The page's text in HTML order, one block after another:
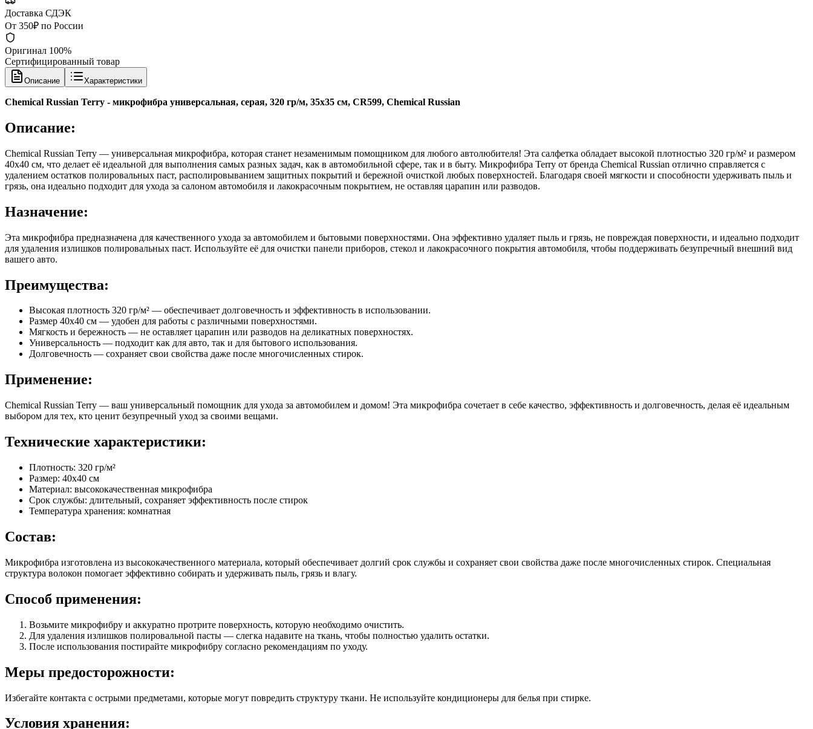
Доставка СДЭК
От 350₽ по России
Оригинал 100%
Сертифицированный товар
Описание Характеристики
Chemical Russian Terry - микрофибра универсальная, серая, 320 гр/м, 35x35 см, CR599, Chemical Russian
Описание:
Chemical Russian Terry — универсальная микрофибра, которая станет незаменимым помощником для любого автолюбителя! Эта салфетка обладает высокой плотностью 320 гр/м² и размером
40x40 см, что делает её идеальной для выполнения самых разных задач, как в автомобильной сфере, так и в быту. Микрофибра Terry от бренда Chemical Russian отлично справляется с
удалением остатков полировальных паст, располировыванием защитных покрытий и бережной очисткой любых поверхностей. Благодаря своей мягкости и способности удерживать пыль и
грязь, она идеально подходит для ухода за салоном автомобиля и лакокрасочным покрытием, не оставляя царапин или разводов.
Назначение:
Эта микрофибра предназначена для качественного ухода за автомобилем и бытовыми поверхностями. Она эффективно удаляет пыль и грязь, не повреждая поверхности, и идеально подходит
для удаления излишков полировальных паст. Используйте её для очистки панели приборов, стекол и лакокрасочного покрытия автомобиля, чтобы поддерживать безупречный внешний вид
вашего авто.
Преимущества:
Высокая плотность 320 гр/м² — обеспечивает долговечность и эффективность в использовании.
Размер 40x40 см — удобен для работы с различными поверхностями.
Мягкость и бережность — не оставляет царапин или разводов на деликатных поверхностях.
Универсальность — подходит как для авто, так и для бытового использования.
Долговечность — сохраняет свои свойства даже после многочисленных стирок.
Применение:
Chemical Russian Terry — ваш универсальный помощник для ухода за автомобилем и домом! Эта микрофибра сочетает в себе качество, эффективность и долговечность, делая её идеальным
выбором для тех, кто ценит безупречный уход за своими вещами.
Технические характеристики:
Плотность: 320 гр/м²
Размер: 40x40 см
Материал: высококачественная микрофибра
Срок службы: длительный, сохраняет эффективность после стирок
Температура хранения: комнатная
Состав:
Микрофибра изготовлена из высококачественного материала, который обеспечивает долгий срок службы и сохраняет свои свойства даже после многочисленных стирок. Специальная
структура волокон помогает эффективно собирать и удерживать пыль, грязь и влагу.
Способ применения:
Возьмите микрофибру и аккуратно протрите поверхность, которую необходимо очистить.
Для удаления излишков полировальной пасты — слегка надавите на ткань, чтобы полностью удалить остатки.
После использования постирайте микрофибру согласно рекомендациям по уходу.
Меры предосторожности:
Избегайте контакта с острыми предметами, которые могут повредить структуру ткани. Не используйте кондиционеры для белья при стирке.
Условия хранения: